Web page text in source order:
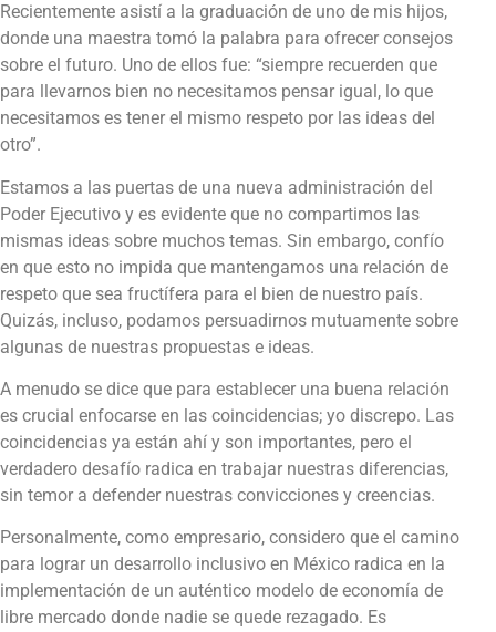
Recientemente asistí a la graduación de uno de mis hijos,
donde una maestra tomó la palabra para ofrecer consejos
sobre el futuro. Uno de ellos fue: “siempre recuerden que
para llevarnos bien no necesitamos pensar igual, lo que
necesitamos es tener el mismo respeto por las ideas del
otro”.
Estamos a las puertas de una nueva administración del
Poder Ejecutivo y es evidente que no compartimos las
mismas ideas sobre muchos temas. Sin embargo, confío
en que esto no impida que mantengamos una relación de
respeto que sea fructífera para el bien de nuestro país.
Quizás, incluso, podamos persuadirnos mutuamente sobre
algunas de nuestras propuestas e ideas.
A menudo se dice que para establecer una buena relación
es crucial enfocarse en las coincidencias; yo discrepo. Las
coincidencias ya están ahí y son importantes, pero el
verdadero desafío radica en trabajar nuestras diferencias,
sin temor a defender nuestras convicciones y creencias.
Personalmente, como empresario, considero que el camino
para lograr un desarrollo inclusivo en México radica en la
implementación de un auténtico modelo de economía de
libre mercado donde nadie se quede rezagado. Es